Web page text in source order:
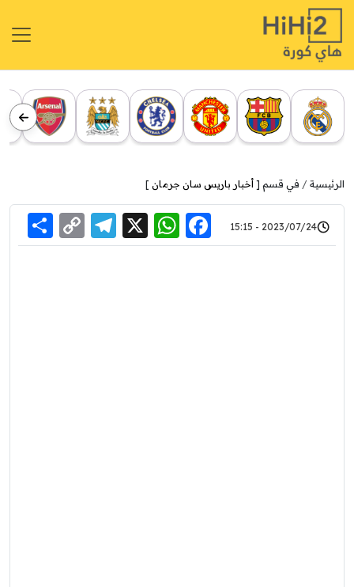
الرئيسية في قسم [ أخبار باريس سان جرمان ]
2023/07/24 - 15:15
Facebook
WhatsApp
X
Link